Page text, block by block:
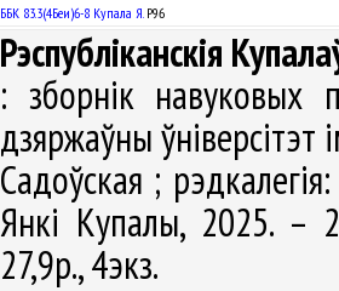
ББК 83.3(4Беи)6-8 Купала Я.Р96
Рэспубліканскія
: зборнік навуковых
дзяржаўны
Садоўская ;
Янкі Купалы, 2025. –
27,9р., 4экз.